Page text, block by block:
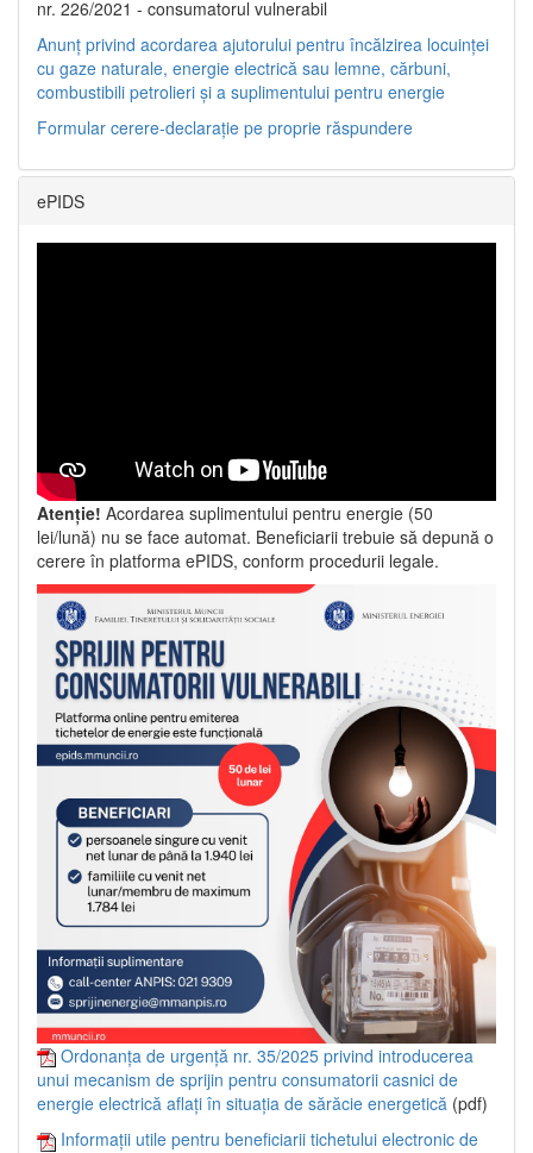
nr. 226/2021 - consumatorul vulnerabil
Anunț privind acordarea ajutorului pentru încălzirea locuinței
cu gaze naturale, energie electrică sau lemne, cărbuni,
combustibili petrolieri și a suplimentului pentru energie
Formular cerere-declarație pe proprie răspundere
ePIDS
Atenție! Acordarea suplimentului pentru energie (50
lei/lună) nu se face automat. Beneficiarii trebuie să depună o
cerere în platforma ePIDS, conform procedurii legale.
Ordonanța de urgență nr. 35/2025 privind introducerea
unui mecanism de sprijin pentru consumatorii casnici de
energie electrică aflați în situația de sărăcie energetică (pdf)
Informații utile pentru beneficiarii tichetului electronic de